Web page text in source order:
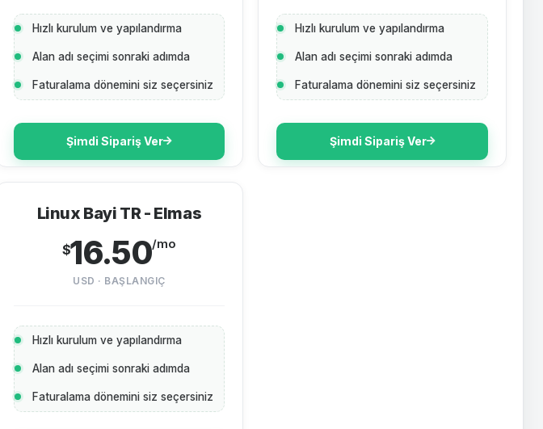
Hızlı kurulum ve yapılandırma
Alan adı seçimi sonraki adımda
Faturalama dönemini siz seçersiniz
Şimdi Sipariş Ver
Hızlı kurulum ve yapılandırma
Alan adı seçimi sonraki adımda
Faturalama dönemini siz seçersiniz
Şimdi Sipariş Ver
Linux Bayi TR - Elmas
$16.50/mo
USD · BAŞLANGIÇ
Hızlı kurulum ve yapılandırma
Alan adı seçimi sonraki adımda
Faturalama dönemini siz seçersiniz